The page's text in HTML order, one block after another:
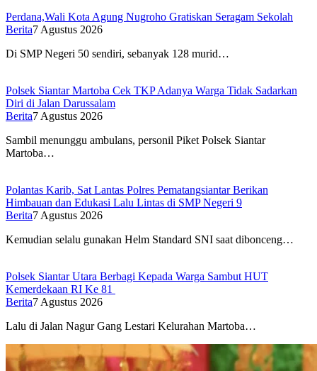
Perdana,Wali Kota Agung Nugroho Gratiskan Seragam Sekolah
Berita7 Agustus 2026
Di SMP Negeri 50 sendiri, sebanyak 128 murid…
Polsek Siantar Martoba Cek TKP Adanya Warga Tidak Sadarkan
Diri di Jalan Darussalam
Berita7 Agustus 2026
Sambil menunggu ambulans, personil Piket Polsek Siantar
Martoba…
Polantas Karib, Sat Lantas Polres Pematangsiantar Berikan
Himbauan dan Edukasi Lalu Lintas di SMP Negeri 9
Berita7 Agustus 2026
Kemudian selalu gunakan Helm Standard SNI saat dibonceng…
Polsek Siantar Utara Berbagi Kepada Warga Sambut HUT
Kemerdekaan RI Ke 81
Berita7 Agustus 2026
Lalu di Jalan Nagur Gang Lestari Kelurahan Martoba…